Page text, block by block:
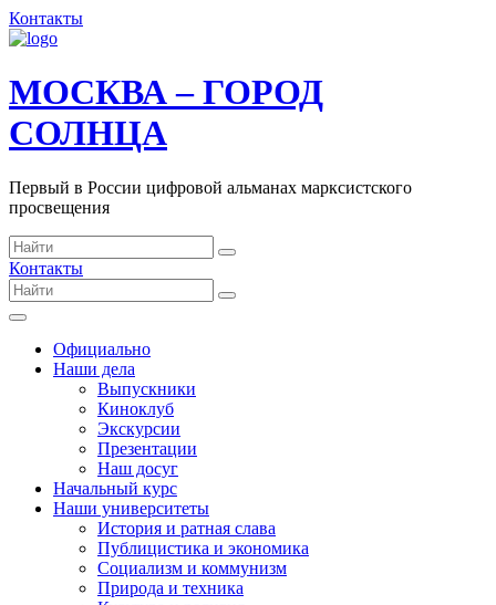
Контакты
МОСКВА – ГОРОД
СОЛНЦА
Первый в России цифровой альманах марксистского
просвещения
Контакты
Официально
Наши дела
Выпускники
Киноклуб
Экскурсии
Презентации
Наш досуг
Начальный курс
Наши университеты
История и ратная слава
Публицистика и экономика
Социализм и коммунизм
Природа и техника